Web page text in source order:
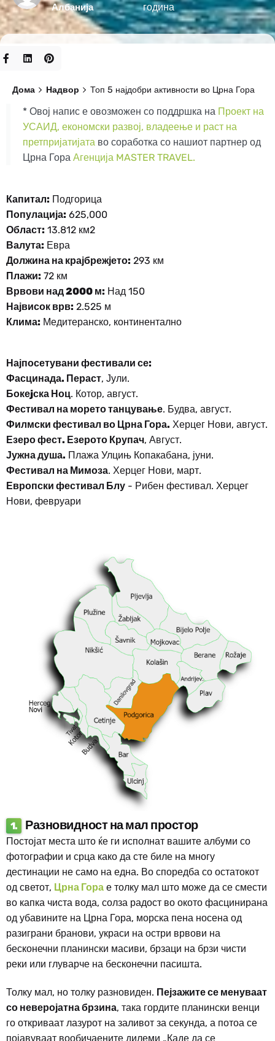
Албанија
година
Дома Надвор Топ 5 најдобри активности во Црна Гора
* Овој напис е овозможен со поддршка на Проект на
УСАИД, економски развој, владеење и раст на
претпријатијата во соработка со нашиот партнер од
Црна Гора Агенција MASTER TRAVEL.
Капитал: Подгорица
Популација: 625,000
Област: 13.812 км2
Валута: Евра
Должина на крајбрежјето: 293 км
Плажи: 72 км
Врвови над 2000 м: Над 150
Највисок врв: 2.525 м
Клима: Медитеранско, континентално
Најпосетувани фестивали се:
Фасцинада. Пераст, Јули.
Бокеjска Ноц. Котор, август.
Фестивал на морето танцување. Будва, август.
Филмски фестивал во Црна Гора. Херцег Нови, август.
Езеро фест. Езерото Крупач, Август.
Јужна душа. Плажа Улцињ Копакабана, јуни.
Фестивал на Мимоза. Херцег Нови, март.
Европски фестивал Блу - Рибен фестивал. Херцег
Нови, февруари
1. Разновидност на мал простор
Постојат места што ќе ги исполнат вашите албуми со
фотографии и срца како да сте биле на многу
дестинации не само на една. Во споредба со остатокот
од светот, Црна Гора е толку мал што може да се смести
во капка чиста вода, солза радост во окото фасцинирана
од убавините на Црна Гора, морска пена носена од
разиграни бранови, украси на остри врвови на
бесконечни планински масиви, брзаци на брзи чисти
реки или глуварче на бесконечни пасишта.
Толку мал, но толку разновиден. Пејзажите се менуваат
со неверојатна брзина, така гордите планински венци
го откриваат лазурот на заливот за секунда, а потоа се
појавуваат вообичаените дилеми „Каде да се